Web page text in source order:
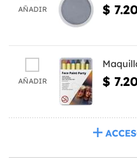
AÑADIR $
AÑADIR $